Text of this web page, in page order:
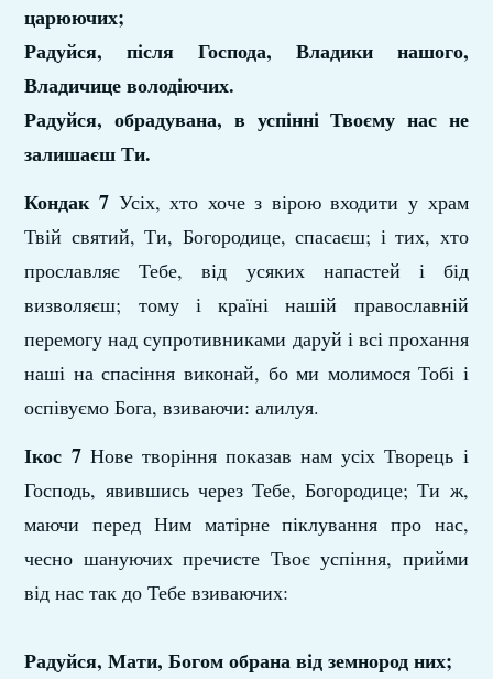
царюючих;
Радуйся, після Господа, Владики нашого,
Владичице володіючих.
Радуйся, обрадувана, в успінні Твоєму нас не
залишаєш Ти.
Кондак 7 Усіх, хто хоче з вірою входити у храм
Твій святий, Ти, Богородице, спасаєш; і тих, хто
прославляє Тебе, від усяких напастей і бід
визволяєш; тому і країні нашій православній
перемогу над супротивниками даруй і всі прохання
наші на спасіння виконай, бо ми молимося Тобі і
оспівуємо Бога, взиваючи: алилуя.
Ікос 7Нове творіння показав нам усіх Творець і
Господь, явившись через Тебе, Богородице; Ти ж,
маючи перед Ним матірне піклування про нас,
чесно шануючих пречисте Твоє успіння, прийми
від нас так до Тебе взиваючих:
Радуйся, Мати, Богом обрана від земнород них;